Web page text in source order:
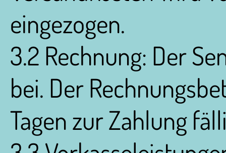
eingezogen.
3.2 Rechnung: Der
bei. Der
Tagen zur Zahlung